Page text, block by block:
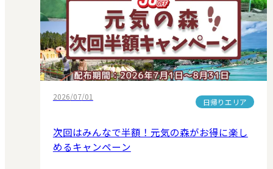
2026/07/01
日帰りエリア
次回はみんなで半額！元気の森がお得に楽し
めるキャンペーン